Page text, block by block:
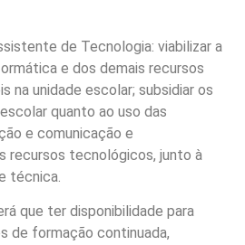
de Tecnologia: viabilizar a
e dos demais recursos
na unidade escolar; subsidiar os
quanto ao uso das
e comunicação e
recursos tecnológicos, junto à
técnica.
que ter disponibilidade para
de formação continuada,